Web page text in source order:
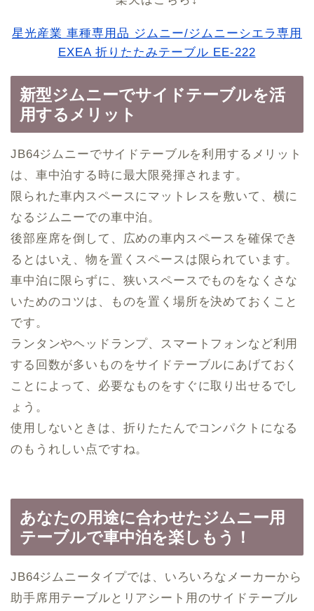
星光産業 車種専用品 ジムニー/ジムニーシエラ専用
EXEA 折りたたみテーブル EE-222
新型ジムニーでサイドテーブルを活
用するメリット
JB64ジムニーでサイドテーブルを利用するメリット
は、車中泊する時に最大限発揮されます。
限られた車内スペースにマットレスを敷いて、横に
なるジムニーでの車中泊。
後部座席を倒して、広めの車内スペースを確保でき
るとはいえ、物を置くスペースは限られています。
車中泊に限らずに、狭いスペースでものをなくさな
いためのコツは、ものを置く場所を決めておくこと
です。
ランタンやヘッドランプ、スマートフォンなど利用
する回数が多いものをサイドテーブルにあげておく
ことによって、必要なものをすぐに取り出せるでし
ょう。
使用しないときは、折りたたんでコンパクトになる
のもうれしい点ですね。
あなたの用途に合わせたジムニー用
テーブルで車中泊を楽しもう！
JB64ジムニータイプでは、いろいろなメーカーから
助手席用テーブルとリアシート用のサイドテーブル